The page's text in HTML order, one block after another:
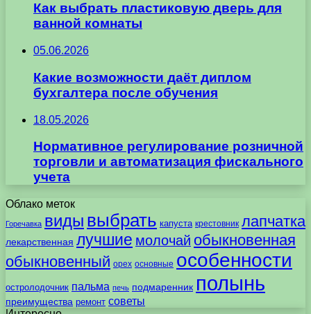
Как выбрать пластиковую дверь для
ванной комнаты
05.06.2026
Какие возможности даёт диплом
бухгалтера после обучения
18.05.2026
Нормативное регулирование розничной
торговли и автоматизация фискального
учета
Облако меток
Горечавка виды выбрать капуста крестовник лапчатка
лекарственная лучшие молочай обыкновенная
обыкновенный орех основные особенности
остролодочник пальма печь подмаренник полынь
преимущества ремонт советы